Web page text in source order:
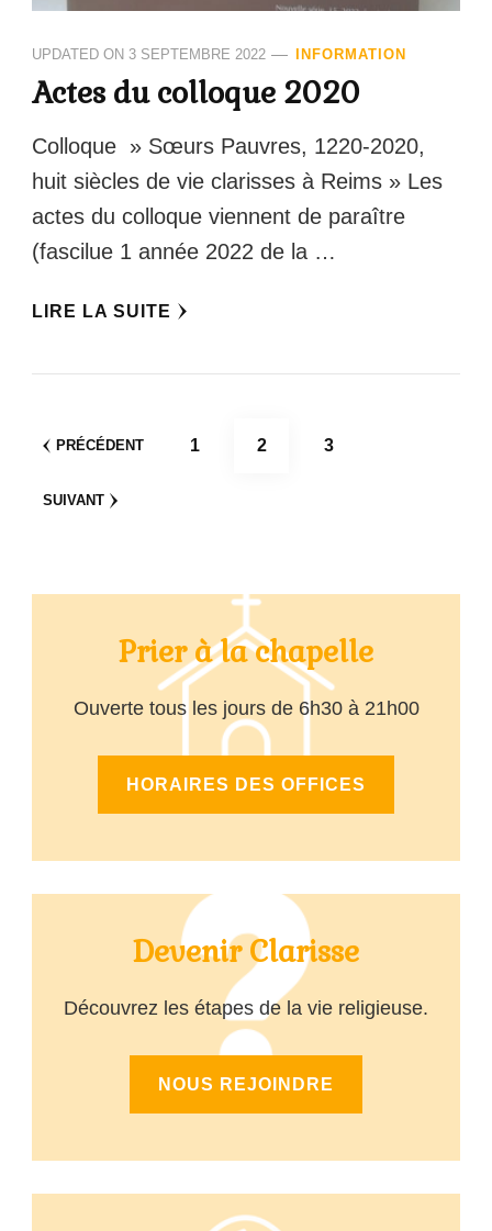
UPDATED ON 3 SEPTEMBRE 2022 INFORMATION
Actes du colloque 2020
Colloque » Sœurs Pauvres, 1220-2020,
huit siècles de vie clarisses à Reims » Les
actes du colloque viennent de paraître
(fascilue 1 année 2022 de la …
LIRE LA SUITE
Pagination
des
PRÉCÉDENT PAGE
1 PAGE
2 PAGE
3
SUIVANT
Prier à la chapelle
Ouverte tous les jours de 6h30 à 21h00
HORAIRES DES OFFICES
Devenir Clarisse
Découvrez les étapes de la vie religieuse.
NOUS REJOINDRE